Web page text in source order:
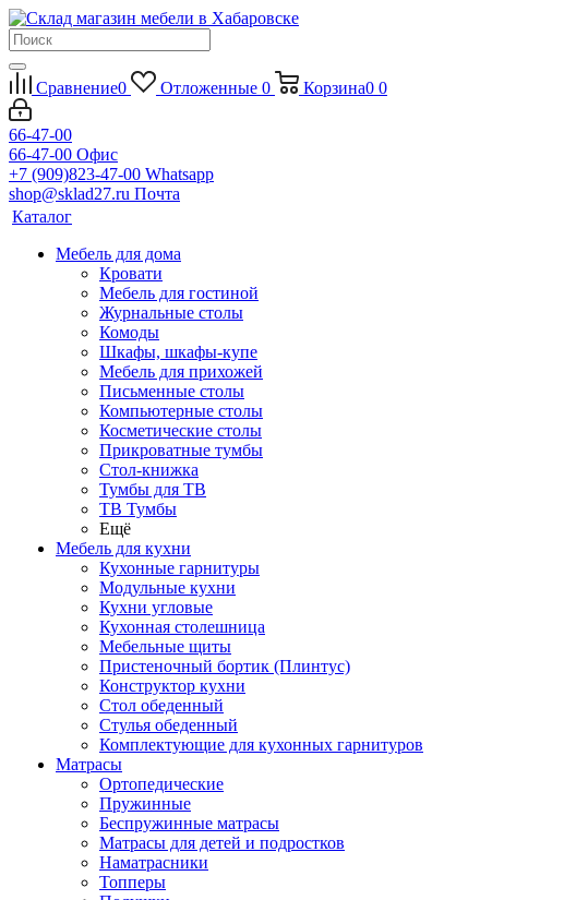
Сравнение0 Отложенные 0 Корзина0 0
66-47-00
66-47-00 Офис
+7 (909)823-47-00 Whatsapp
shop@sklad27.ru Почта
Каталог
Мебель для дома
Кровати
Мебель для гостиной
Журнальные столы
Комоды
Шкафы, шкафы-купе
Мебель для прихожей
Письменные столы
Компьютерные столы
Косметические столы
Прикроватные тумбы
Стол-книжка
Тумбы для ТВ
ТВ Тумбы
Ещё
Мебель для кухни
Кухонные гарнитуры
Модульные кухни
Кухни угловые
Кухонная столешница
Мебельные щиты
Пристеночный бортик (Плинтус)
Конструктор кухни
Стол обеденный
Стулья обеденный
Комплектующие для кухонных гарнитуров
Матраcы
Ортопедические
Пружинные
Беспружинные матрасы
Матрасы для детей и подростков
Наматрасники
Топперы